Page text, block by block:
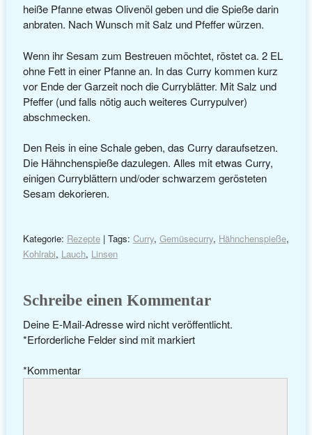
heiße Pfanne etwas Olivenöl geben und die Spieße darin
anbraten. Nach Wunsch mit Salz und Pfeffer würzen.
Wenn ihr Sesam zum Bestreuen möchtet, röstet ca. 2 EL
ohne Fett in einer Pfanne an. In das Curry kommen kurz
vor Ende der Garzeit noch die Curryblätter. Mit Salz und
Pfeffer (und falls nötig auch weiteres Currypulver)
abschmecken.
Den Reis in eine Schale geben, das Curry daraufsetzen.
Die Hähnchenspieße dazulegen. Alles mit etwas Curry,
einigen Curryblättern und/oder schwarzem gerösteten
Sesam dekorieren.
Kategorie: Rezepte| Tags: Curry, Gemüsecurry, Hähnchenspieße,
Kohlrabi, Lauch, Linsen
Schreibe einen Kommentar
Deine E-Mail-Adresse wird nicht veröffentlicht.
Erforderliche Felder sind mit
* markiert
Kommentar
*